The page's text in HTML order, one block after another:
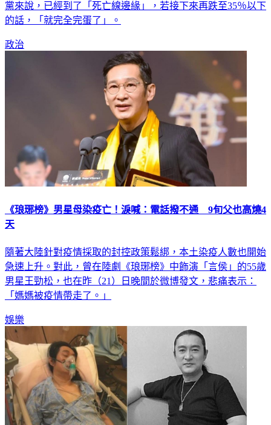
黨來說，已經到了「死亡線邊緣」，若接下來再跌至35％以下
的話，「就完全完蛋了」。
政治
《琅琊榜》男星母染疫亡！淚喊：電話撥不通 9旬父也高燒4
天
隨著大陸針對疫情採取的封控政策鬆綁，本土染疫人數也開始
急速上升。對此，曾在陸劇《琅琊榜》中飾演「言侯」的55歲
男星王勁松，也在昨（21）日晚間於微博發文，悲痛表示：
「媽媽被疫情帶走了。」
娛樂